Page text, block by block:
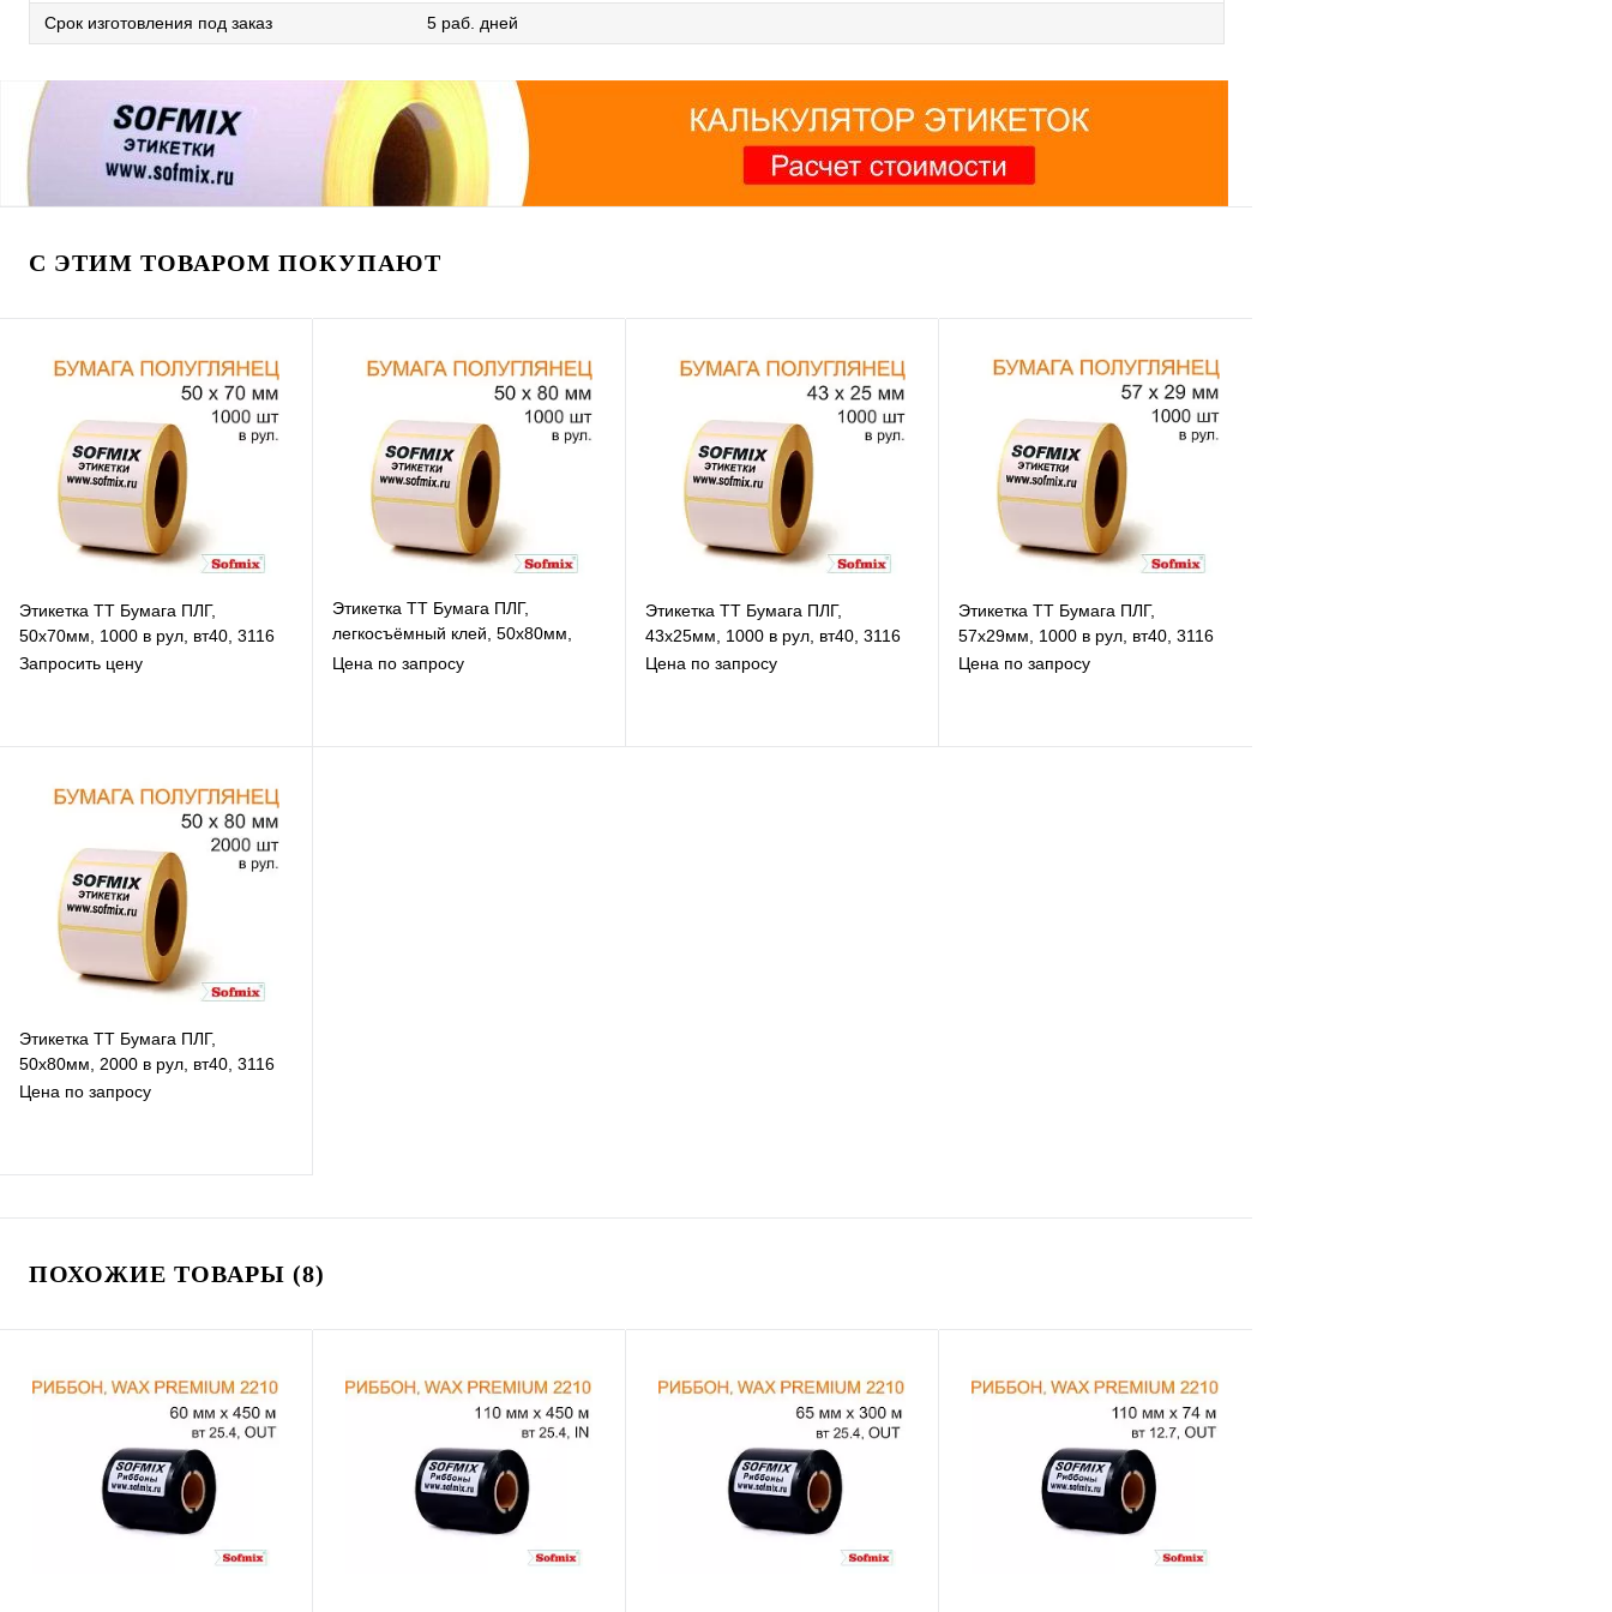
Срок изготовления под заказ 5 раб. дней
С ЭТИМ ТОВАРОМ ПОКУПАЮТ
Этикетка ТТ Бумага ПЛГ,
50х70мм, 1000 в рул, вт40, 3116
Запросить цену
В избранное
К сравнению
Под заказ
Этикетка ТТ Бумага ПЛГ,
легкосъёмный клей, 50х80мм,
1000 в рул, вт40, 3118
Цена по запросу
Этикетка ТТ Бумага ПЛГ,
43х25мм, 1000 в рул, вт40, 3116
Цена по запросу
Этикетка ТТ Бумага ПЛГ,
57х29мм, 1000 в рул, вт40, 3116
Цена по запросу
Этикетка ТТ Бумага ПЛГ,
50х80мм, 2000 в рул, вт40, 3116
Цена по запросу
В избранное
Под заказ
ПОХОЖИЕ ТОВАРЫ (8)